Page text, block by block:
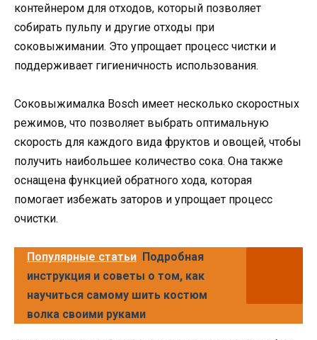
контейнером для отходов, который позволяет
собирать пульпу и другие отходы при
соковыжимании. Это упрощает процесс чистки и
поддерживает гигиеничность использования.
Соковыжималка Bosch имеет несколько скоростных
режимов, что позволяет выбрать оптимальную
скорость для каждого вида фруктов и овощей, чтобы
получить наибольшее количество сока. Она также
оснащена функцией обратного хода, которая
помогает избежать заторов и упрощает процесс
очистки.
Популярные статьи Подробная
инструкция и советы о том, как
научиться самому шить костюм
волка своими руками